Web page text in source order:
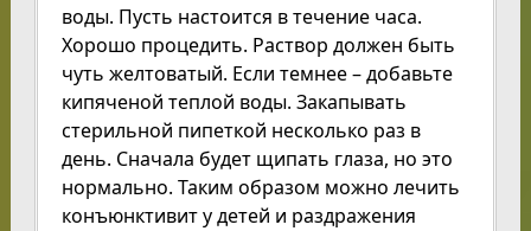
воды. Пусть настоится в течение часа.
Хорошо процедить. Раствор должен быть
чуть желтоватый. Если темнее – добавьте
кипяченой теплой воды. Закапывать
стерильной пипеткой несколько раз в
день. Сначала будет щипать глаза, но это
нормально. Таким образом можно лечить
конъюнктивит у детей и раздражения